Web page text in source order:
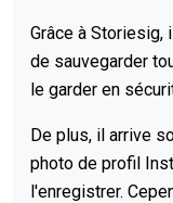
Grâce à
de sauvegarder
le garder en
De plus, il arrive
photo de profil
l'enregistrer.